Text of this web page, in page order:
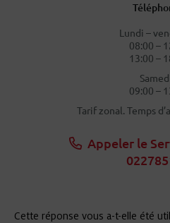
Lundi –
08:00 –
13:00 –
09:00 –
Tarif zonal. Temps
Appeler le